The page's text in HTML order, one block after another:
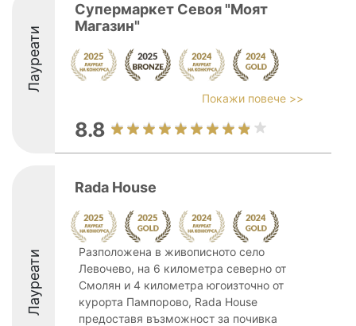
Лауреати
Супермаркет Севоя "Моят
Магазин"
Покажи повече >>
8.8
Лауреати
Rada House
Разположена в живописното село
Левочево, на 6 километра северно от
Смолян и 4 километра югоизточно от
курорта Пампорово, Rada House
предоставя възможност за почивка